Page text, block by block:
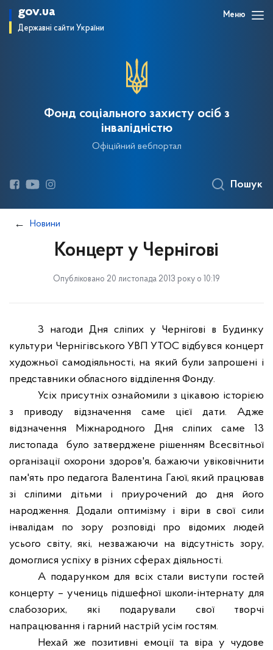
gov.ua
Державні сайти України
Меню
Фонд соціального захисту осіб з
інвалідністю
Офіційний вебпортал
Пошук
Новини
Концерт у Чернігові
Опубліковано 20 листопада 2013 року о 10:19
З нагоди Дня сліпих у Чернігові в Будинку
культури Чернігівського УВП УТОС відбувся концерт
художньої самодіяльності, на який були запрошені і
представники обласного відділення Фонду.
Усіх присутніх ознайомили з цікавою історією
з приводу відзначення саме цієї дати. Адже
відзначення Міжнародного Дня сліпих саме 13
листопада
було затверджене рішенням Всесвітньої
організації охорони здоров'я, бажаючи увіковічнити
пам'ять про педагога Валентина Гаюї, який працював
зі сліпими дітьми і приурочений до дня його
народження. Додали оптимізму і віри в свої сили
інвалідам по зору розповіді про відомих людей
усього світу, які, незважаючи на відсутність зору,
домоглися успіху в різних сферах діяльності.
А подарунком для всіх стали виступи гостей
концерту – учениць підшефної школи-інтернату для
слабозорих, які подарували свої творчі
напрацювання і гарний настрій усім гостям.
Нехай же позитивні емоції та віра у чудове